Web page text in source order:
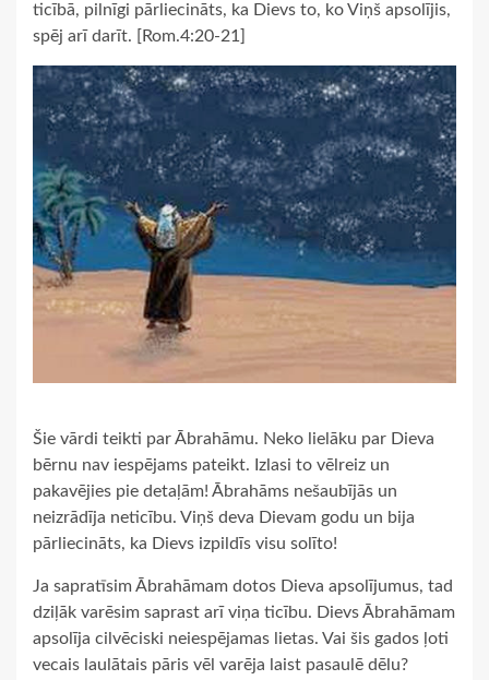
ticībā, pilnīgi pārliecināts, ka Dievs to, ko Viņš apsolījis,
spēj arī darīt. [Rom.4:20-21]
Šie vārdi teikti par Ābrahāmu. Neko lielāku par Dieva
bērnu nav iespējams pateikt. Izlasi to vēlreiz un
pakavējies pie detaļām! Ābrahāms nešaubījās un
neizrādīja neticību. Viņš deva Dievam godu un bija
pārliecināts, ka Dievs izpildīs visu solīto!
Ja sapratīsim Ābrahāmam dotos Dieva apsolījumus, tad
dziļāk varēsim saprast arī viņa ticību. Dievs Ābrahāmam
apsolīja cilvēciski neiespējamas lietas. Vai šis gados ļoti
vecais laulātais pāris vēl varēja laist pasaulē dēlu?